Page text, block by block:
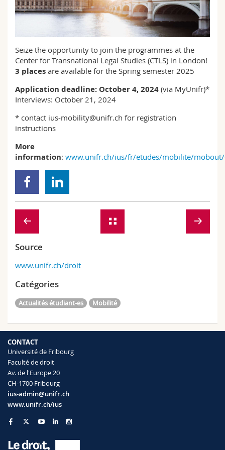
Sciences et médecine
Collaborateurs
Webmail
Programme des cours
MyUnifr
Seize the opportunity to join the programmes at the
Center for Transnational Legal Studies (CTLS) in London!
3 places are available for the Spring semester 2025
Application deadline: October 4, 2024 (via MyUnifr)*
Interviews: October 21, 2024
* contact ius-mobility@unifr.ch for registration
instructions
More
information: www.unifr.ch/ius/fr/etudes/mobilite/
Source
www.unifr.ch/droit
Catégories
Actualités étudiant-es Mobilité
CONTACT
Université de Fribourg
Faculté de droit
Av. de l'Europe 20
CH-1700 Fribourg
ius-admin@unifr.ch
www.unifr.ch/ius